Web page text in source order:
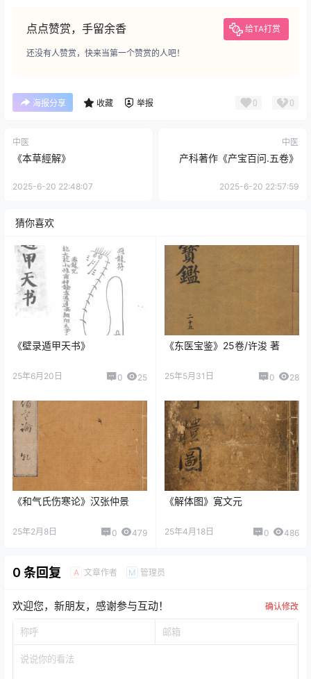
点点赞赏，手留余香 给TA打赏
还没有人赞赏，快来当第一个赞赏的人吧！
海报分享 收藏 举报 0 0
中医
《本草經解》
2025-6-20 22:48:07
中医
产科著作《产宝百问.五卷》
2025-6-20 22:57:59
猜你喜欢
《壁录遁甲天书》
25年6月20日 0 25
《东医宝鉴》25卷/许浚 著
25年5月31日 0 28
《和气氏伤寒论》汉张仲景
25年2月8日 0 479
《解体图》寛文元
25年4月18日 0 486
0 条回复 A 文章作者 M 管理员
欢迎您，新朋友，感谢参与互动！ 确认修改